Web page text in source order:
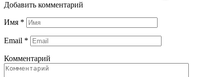
Добавить комментарий
Имя *
Email *
Комментарий